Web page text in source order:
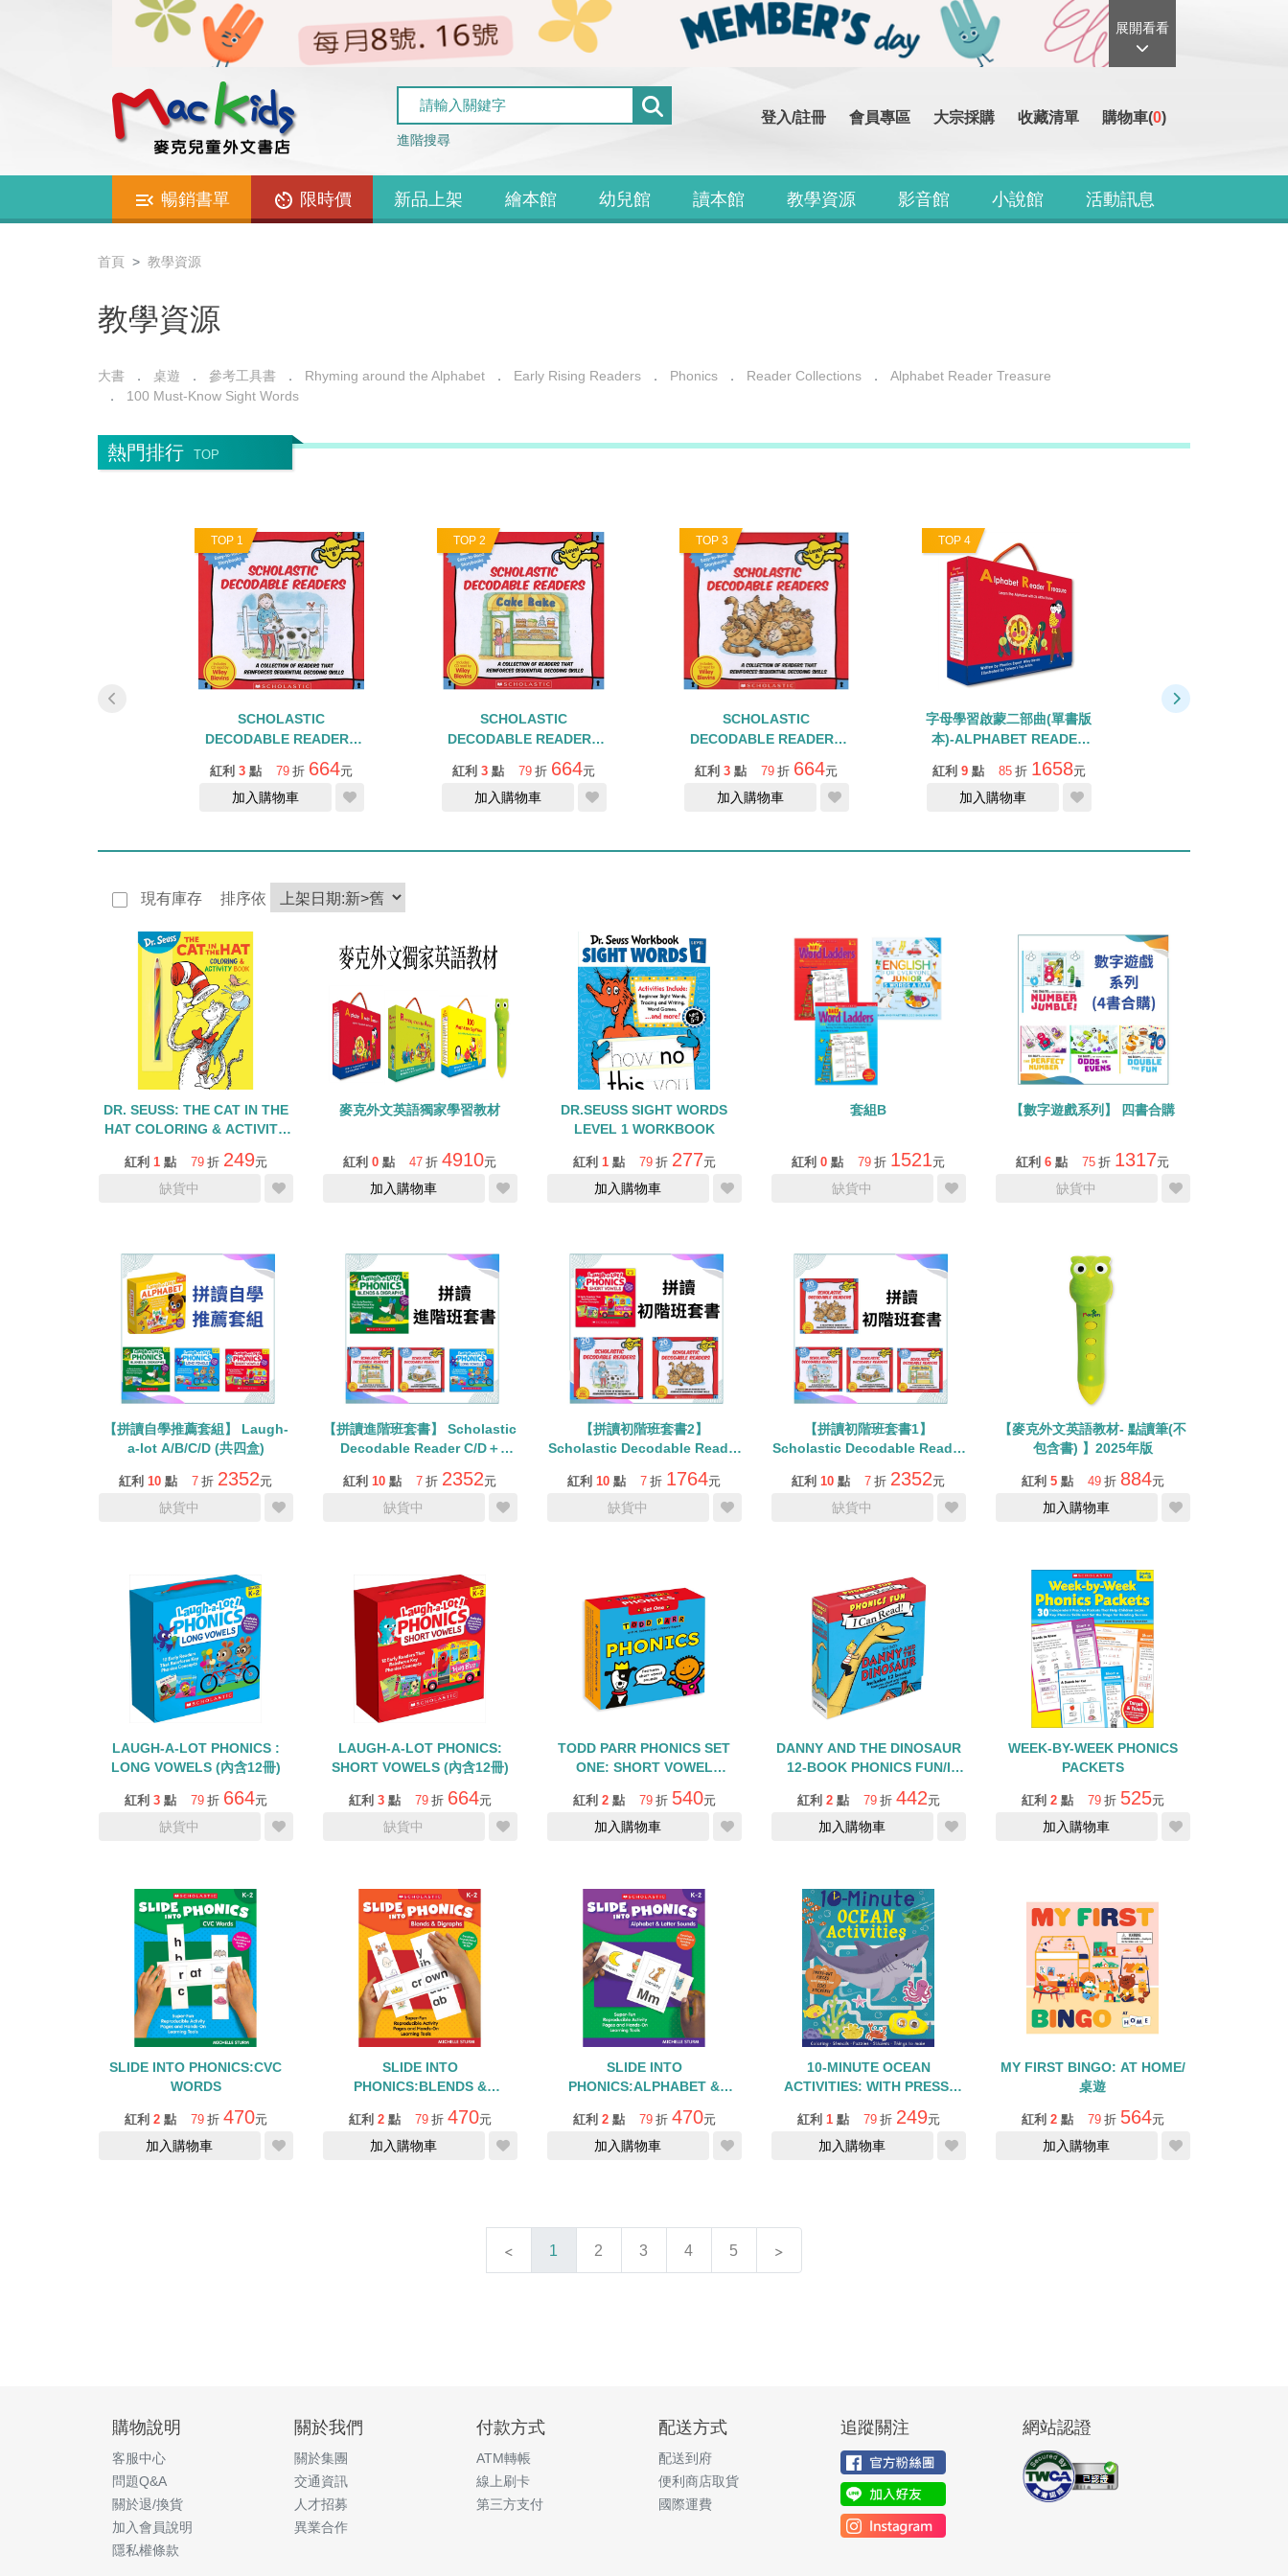
展開看看
進階搜尋
登入/註冊 會員專區 大宗採購 收藏清單 購物車(0)
暢銷書單 限時價 新品上架 繪本館 幼兒館 讀本館 教學資源 影音館 小說館 活動訊息
首頁 教學資源
教學資源
大書 桌遊 參考工具書 Rhyming around the Alphabet Early Rising Readers Phonics Reader Collections
Alphabet Reader Treasure
100 Must-Know Sight Words
熱門排行 TOP
TOP 1
SCHOLASTIC
DECODABLE READERS
LEVEL B/盒裝書
+QRCODE
紅利 3 點 79 折 664元
加入購物車
TOP 2
SCHOLASTIC
DECODABLE READERS
LEVEL C/盒裝書
+QROCDE
紅利 3 點 79 折 664元
加入購物車
TOP 3
SCHOLASTIC
DECODABLE READERS
LEVEL A/盒裝書
+QRCODE
紅利 3 點 79 折 664元
加入購物車
TOP 4
字母學習啟蒙二部曲(單書版
本)-ALPHABET READER
TREASURE /內含26本小書
+Qrcode
紅利 9 點 85 折 1658元
加入購物車
現有庫存 排序依
DR. SEUSS: THE CAT IN THE
HAT COLORING & ACTIVITY
紅利 1 點 79 折 249元
缺貨中
麥克外文英語獨家學習教材
紅利 0 點 47 折 4910元
加入購物車
DR.SEUSS SIGHT WORDS
LEVEL 1 WORKBOOK
紅利 1 點 79 折 277元
加入購物車
套組B
紅利 0 點 79 折 1521元
缺貨中
【數字遊戲系列】 四書合購
紅利 6 點 75 折 1317元
缺貨中
【拼讀自學推薦套組】 Laugh-
a-lot A/B/C/D (共四盒)
紅利 10 點 7 折 2352元
缺貨中
【拼讀進階班套書】 Scholastic
Decodable Reader C/D＋
Vowels/Blends
紅利 10 點 7 折 2352元
缺貨中
【拼讀初階班套書2】
Scholastic Decodable Reader
Vowels
紅利 10 點 7 折 1764元
缺貨中
【拼讀初階班套書1】
Scholastic Decodable Reader
紅利 10 點 7 折 2352元
缺貨中
【麥克外文英語教材- 點讀筆(不
包含書) 】2025年版
紅利 5 點 49 折 884元
加入購物車
LAUGH-A-LOT PHONICS :
LONG VOWELS (內含12冊)
紅利 3 點 79 折 664元
缺貨中
LAUGH-A-LOT PHONICS:
SHORT VOWELS (內含12冊)
紅利 3 點 79 折 664元
缺貨中
TODD PARR PHONICS SET
ONE: SHORT VOWEL
紅利 2 點 79 折 540元
加入購物車
DANNY AND THE DINOSAUR
12-BOOK PHONICS FUN/I
紅利 2 點 79 折 442元
加入購物車
WEEK-BY-WEEK PHONICS
PACKETS
紅利 2 點 79 折 525元
加入購物車
SLIDE INTO PHONICS:CVC
WORDS
紅利 2 點 79 折 470元
加入購物車
SLIDE INTO
PHONICS:BLENDS &
紅利 2 點 79 折 470元
加入購物車
SLIDE INTO
PHONICS:ALPHABET &
紅利 2 點 79 折 470元
加入購物車
10-MINUTE OCEAN
ACTIVITIES: WITH PRESS-
THAN 100 STICKERS
紅利 1 點 79 折 249元
加入購物車
MY FIRST BINGO: AT HOME/
桌遊
紅利 2 點 79 折 564元
加入購物車
1 2 3 4 5
購物說明
客服中心
問題Q&A
關於退/換貨
加入會員說明
隱私權條款
關於我們
關於集團
交通資訊
人才招募
異業合作
付款方式
ATM轉帳
線上刷卡
第三方支付
配送方式
配送到府
便利商店取貨
國際運費
追蹤關注 網站認證